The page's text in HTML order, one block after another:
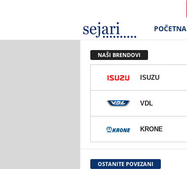
e
r
d
POČETNA
NAŠI BRENDOVI
ISUZU
VDL
KRONE
OSTANITE POVEZANI